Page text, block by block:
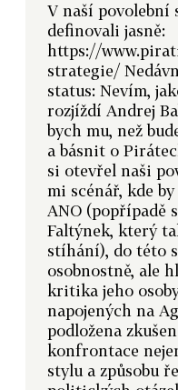
V naší povolební
definovali jasně:
https://
strategie/
status: Nevím,
rozjíždí Andrej
bych mu, než
a básnit o
si otevřel naši
mi scénář, kde
ANO (popřípadě
Faltýnek, který
stíhání), do této
osobnostně, ale
kritika jeho
napojených na
podložena
konfrontace
stylu a způsobu